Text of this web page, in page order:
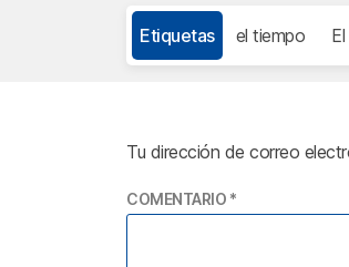
Etiquetas el tiempo
Tu dirección de correo
COMENTARIO *